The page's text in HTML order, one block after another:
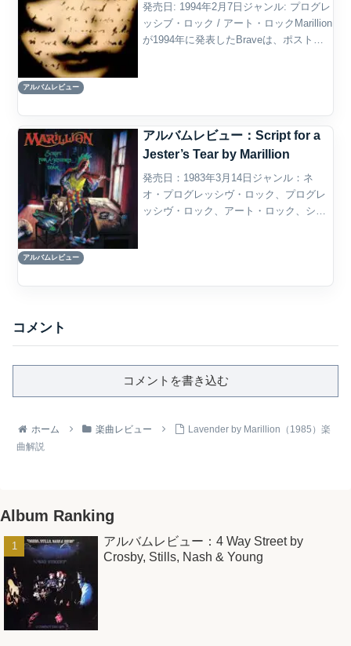
アルバムレビュー
発売日: 1994年2月7日ジャンル: プログレ
ッシブ・ロック / アート・ロックMarillion
が1994年に発表したBraveは、ポスト
アルバムレビュー
アルバムレビュー：Script for a
Jester’s Tear by Marillion
発売日：1983年3月14日ジャンル：ネ
オ・プログレッシヴ・ロック、プログレ
ッシヴ・ロック、アート・ロック、シン
コメント
コメントを書き込む
ホーム 楽曲レビュー
Lavender by Marillion（1985）楽
曲解説
Album Ranking
アルバムレビュー：4 Way Street by
Crosby, Stills, Nash & Young